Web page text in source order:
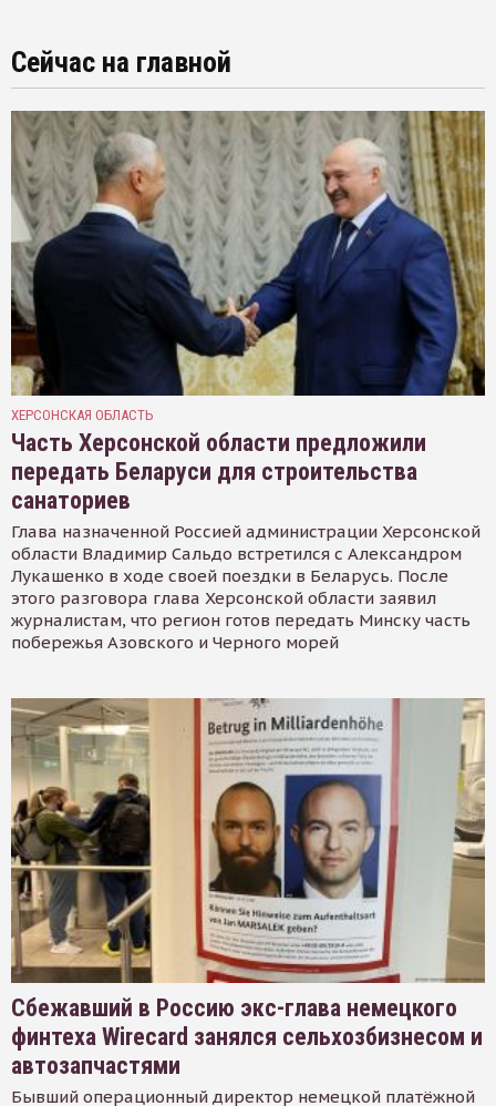
Сейчас на главной
ХЕРСОНСКАЯ ОБЛАСТЬ
Часть Херсонской области предложили
передать Беларуси для строительства
санаториев
Глава назначенной Россией администрации Херсонской
области Владимир Сальдо встретился с Александром
Лукашенко в ходе своей поездки в Беларусь. После
этого разговора глава Херсонской области заявил
журналистам, что регион готов передать Минску часть
побережья Азовского и Черного морей
Сбежавший в Россию экс-глава немецкого
финтеха Wirecard занялся сельхозбизнесом и
автозапчастями
Бывший операционный директор немецкой платёжной